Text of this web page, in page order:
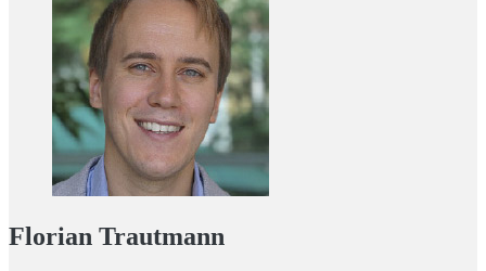
Florian Trautmann